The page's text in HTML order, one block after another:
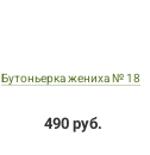
Бутоньерка жениха № 18
490 руб.